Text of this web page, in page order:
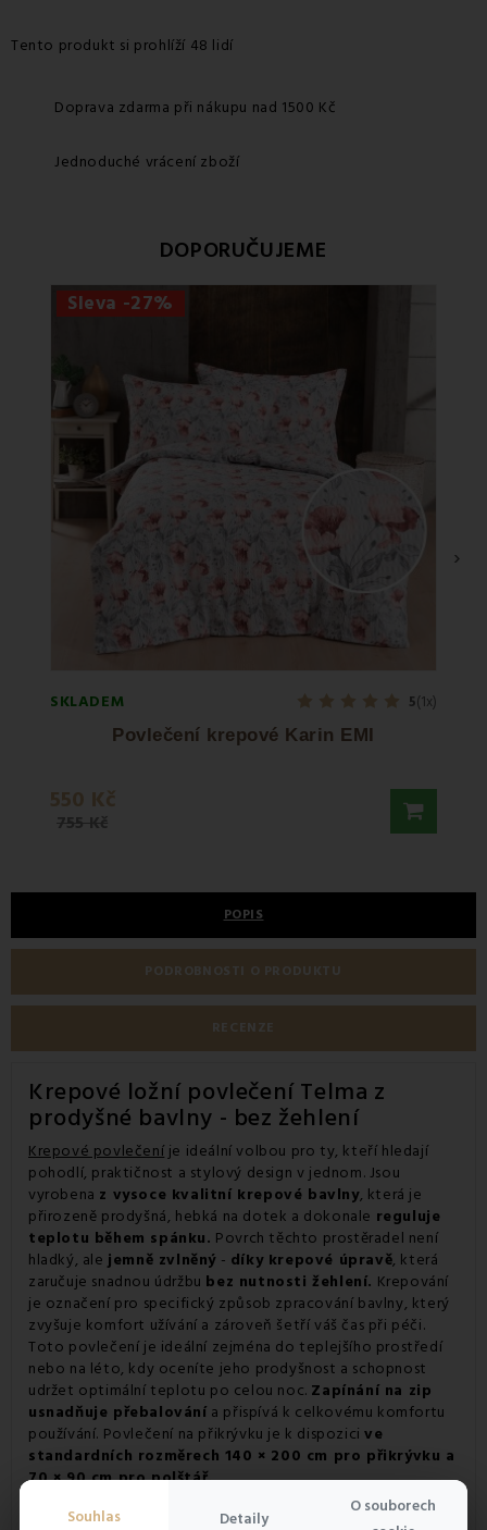
Souhlas Detaily
O souborech
Tento produkt si prohlíží 48 lidí
Doprava zdarma při nákupu nad 1500 Kč
Jednoduché vrácení zboží
DOPORUČUJEME
Sleva -27%
SKLADEM 5(1x)
Povlečení krepové Karin EMI
550 Kč
755 Kč
›
POPIS
PODROBNOSTI O PRODUKTU
RECENZE
Krepové ložní povlečení Telma z
prodyšné bavlny - bez žehlení
Krepové povlečení je ideální volbou pro ty, kteří hledají
pohodlí, praktičnost a stylový design v jednom. Jsou
vyrobena z vysoce kvalitní krepové bavlny, která je
přirozeně prodyšná, hebká na dotek a dokonale reguluje
teplotu během spánku. Povrch těchto prostěradel není
hladký, ale jemně zvlněný - díky krepové úpravě, která
zaručuje snadnou údržbu bez nutnosti žehlení. Krepování
je označení pro specifický způsob zpracování bavlny, který
zvyšuje komfort užívání a zároveň šetří váš čas při péči.
Toto povlečení je ideální zejména do teplejšího prostředí
nebo na léto, kdy oceníte jeho prodyšnost a schopnost
udržet optimální teplotu po celou noc. Zapínání na zip
usnadňuje přebalování a přispívá k celkovému komfortu
používání. Povlečení na přikrývku je k dispozicive
standardních rozměrech 140 × 200 cm pro přikrývku a
70 × 90 cm pro polštář.